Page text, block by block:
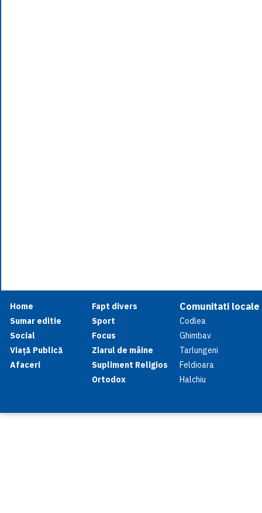
Home
Sumar editie
Social
Viață Publică
Afaceri
Fapt divers
Sport
Focus
Ziarul de mâine
Supliment Religios
Ortodox
Comunitati locale
Codlea
Ghimbav
Tarlungeni
Feldioara
Halchiu